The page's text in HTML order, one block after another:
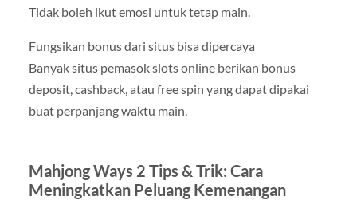
Tidak boleh ikut emosi untuk tetap main.
Fungsikan bonus dari situs bisa dipercaya
Banyak situs pemasok slots online berikan bonus
deposit, cashback, atau free spin yang dapat dipakai
buat perpanjang waktu main.
Mahjong Ways 2 Tips & Trik: Cara
Meningkatkan Peluang Kemenangan